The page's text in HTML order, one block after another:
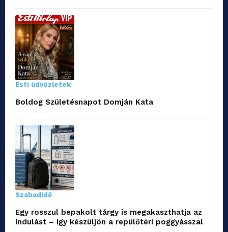
Esti üdvözletek
Boldog Születésnapot Domján Kata
Szabadidő
Egy rosszul bepakolt tárgy is megakaszthatja az
indulást – így készüljön a repülőtéri poggyásszal